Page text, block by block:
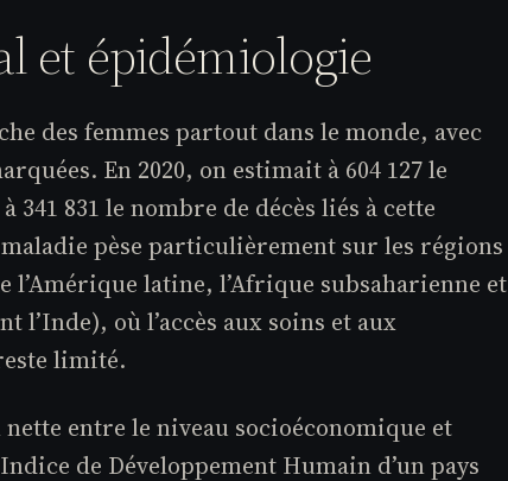
et épidémiologie
des femmes partout dans le monde, avec
En 2020, on estimait à 604 127 le
341 831 le nombre de décès liés à cette
pèse particulièrement sur les régions
l’Amérique latine, l’Afrique subsaharienne et
l’Inde), où l’accès aux soins et aux
limité.
entre le niveau socioéconomique et
de Développement Humain d’un pays